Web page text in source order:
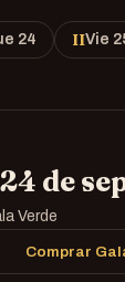
24 IIVie
de
Verde
Comprar